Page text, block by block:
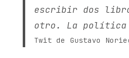
escribir dos
otro. La política
Twit de Gustavo